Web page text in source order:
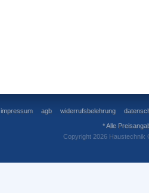
impressum agb widerrufsbelehrung
* Alle
Copyright 2026 Haustechnik